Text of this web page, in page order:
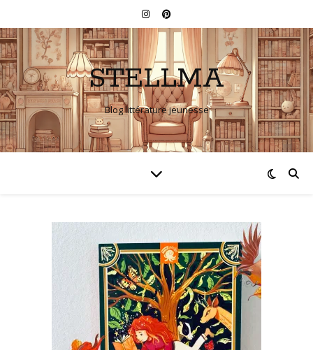
STELLMA
Blog littérature jeunesse